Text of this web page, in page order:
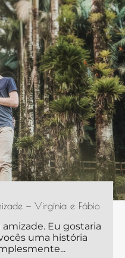
— Virgínia e Fábio
Eu gostaria
uma história